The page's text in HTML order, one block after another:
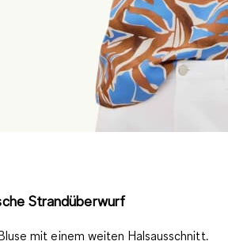
Strandüberwurf
mit einem weiten Halsausschnitt.